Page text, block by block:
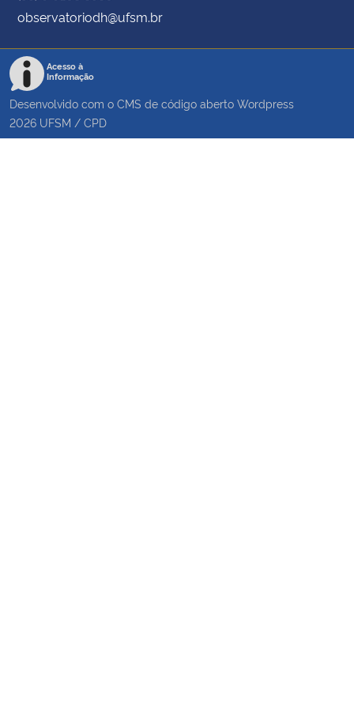
observatoriodh@ufsm.br
Acesso à
Informação
Desenvolvido com o CMS de código aberto Wordpress
2026 UFSM / CPD